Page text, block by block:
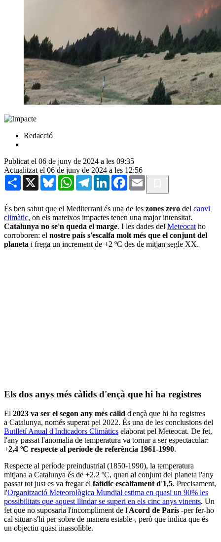
Redacció
Publicat el 06 de juny de 2024 a les 09:35
Actualitzat el 06 de juny de 2024 a les 12:56
Share X BlueskyWhatsAppTelegramLinkedInFacebook
Email
És ben sabut que el Mediterrani és una de les zones zero del canvi
climàtic, on els mateixos impactes tenen una major intensitat.
Catalunya no se'n queda el marge. I les dades del Meteocat ho
corroboren: el nostre país s'escalfa molt més que el conjunt del
planeta i frega un increment de +2 ºC des de mitjan segle XX.
Els dos anys més càlids d'ençà que hi ha registres
El 2023 va ser el segon any més càlid d'ençà que hi ha registres
a Catalunya, només superat pel 2022. És una de les conclusions del
Butlletí Anual d'Indicadors Climàtics elaborat pel Meteocat. De fet,
l'any passat l'anomalia de temperatura va tornar a ser espectacular:
+2,4 ºC respecte al període de referència 1961-1990.
Respecte al període preindustrial (1850-1990), la temperatura
mitjana a Catalunya és de +2,2 ºC, quan al conjunt del planeta l'any
passat tot just es va fregar el fatídic escalfament d'1,5. Precisament,
l'Organització Meteorològica Mundial estima en quasi un 90% les
possibilitats que aquest llindar se superi en els cinc anys vinents. Un
fet que no suposaria l'incompliment de l'Acord de París -per fer-ho
cal situar-s'hi per sobre de manera estable-, però que indica que és
un objectiu quasi inassolible.